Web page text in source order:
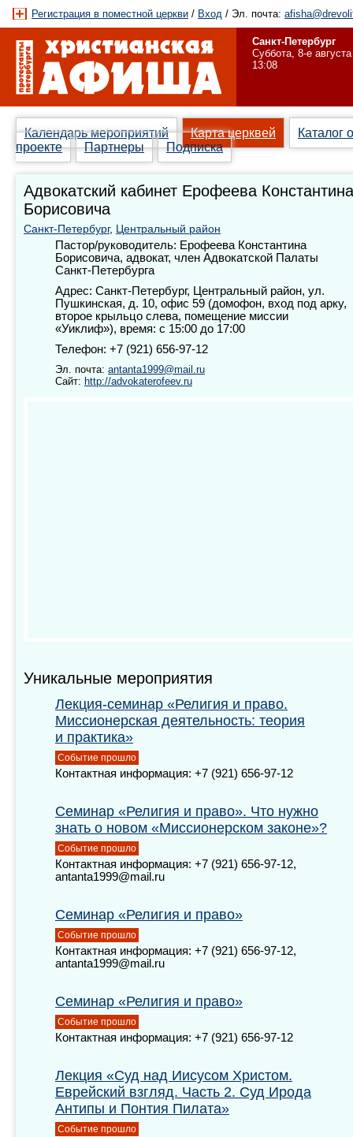
Регистрация в поместной церкви / Вход / Эл. почта:
Санкт-Петербург
Суббота, 8-е августа
13:08
Календарь мероприятий Карта церквей
Каталог
проекте
Партнеры Подписка
Адвокатский кабинет Ерофеева Константина
Борисовича
Санкт-Петербург, Центральный район
Пастор/руководитель: Ерофеева Константина
Борисовича, адвокат, член Адвокатской Палаты
Санкт-Петербурга
Адрес: Санкт-Петербург, Центральный район, ул.
Пушкинская, д. 10, офис 59 (домофон, вход под арку,
второе крыльцо слева, помещение миссии
«Уиклиф»), время: с 15:00 до 17:00
Телефон: +7 (921) 656-97-12
Эл. почта: antanta1999@mail.ru
Сайт: http://advokaterofeev.ru
Уникальные мероприятия
Лекция-семинар «Религия и право.
Миссионерская деятельность: теория
и практика»
Событие прошло
Контактная информация: +7 (921) 656-97-12
Семинар «Религия и право». Что нужно
знать о новом «Миссионерском законе»?
Событие прошло
Контактная информация: +7 (921) 656-97-12,
antanta1999@mail.ru
Семинар «Религия и право»
Событие прошло
Контактная информация: +7 (921) 656-97-12,
antanta1999@mail.ru
Семинар «Религия и право»
Событие прошло
Контактная информация: +7 (921) 656-97-12
Лекция «Суд над Иисусом Христом.
Еврейский взгляд. Часть 2. Суд Ирода
Антипы и Понтия Пилата»
Событие прошло